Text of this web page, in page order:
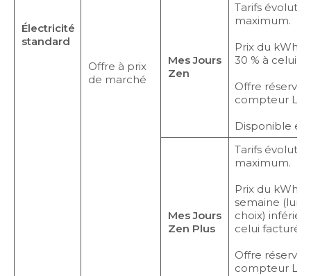
Électricité
standard
Offre à prix
de marché
Mes Jours
Zen
Tarifs
maximum.
Prix du kWh
30 % à celui
Offre
compteur
Disponible
Mes Jours
Zen Plus
Tarifs
maximum.
Prix du kWh
semaine
choix)
celui facturé
Offre
compteur